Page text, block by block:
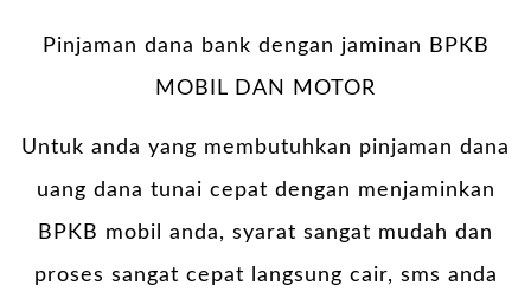
Pinjaman dana bank dengan jaminan BPKB
MOBIL DAN MOTOR
Untuk anda yang membutuhkan pinjaman dana
uang dana tunai cepat dengan menjaminkan
BPKB mobil anda, syarat sangat mudah dan
proses sangat cepat langsung cair, sms anda